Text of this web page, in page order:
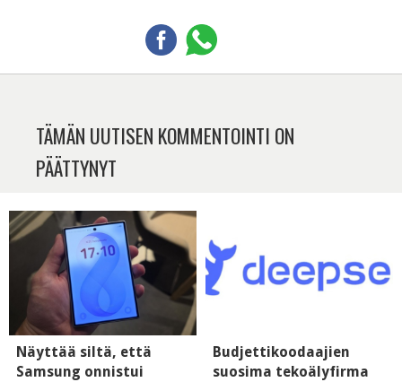
TÄMÄN UUTISEN KOMMENTOINTI ON
PÄÄTTYNYT
Näyttää siltä, että
Samsung onnistui
Budjettikoodaajien
suosima tekoälyfirma